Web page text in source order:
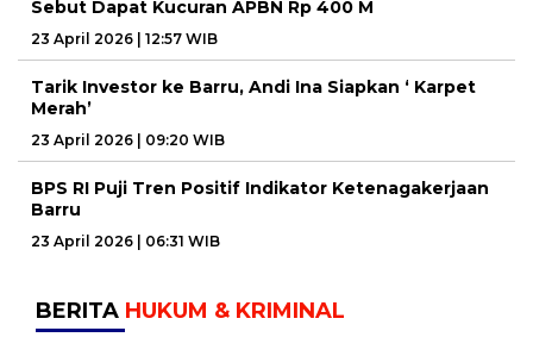
Sebut Dapat Kucuran APBN Rp 400 M
23 April 2026 | 12:57 WIB
Tarik Investor ke Barru, Andi Ina Siapkan ‘ Karpet
Merah’
23 April 2026 | 09:20 WIB
BPS RI Puji Tren Positif Indikator Ketenagakerjaan
Barru
23 April 2026 | 06:31 WIB
BERITA HUKUM & KRIMINAL